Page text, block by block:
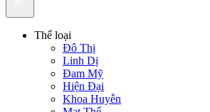
Thể loại
Đô Thị
Linh Dị
Đam Mỹ
Hiện Đại
Khoa Huyễn